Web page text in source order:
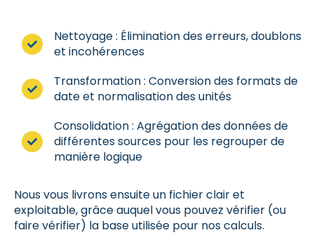
Nettoyage : Élimination des erreurs, doublons
et incohérences
Transformation : Conversion des formats de
date et normalisation des unités
Consolidation : Agrégation des données de
différentes sources pour les regrouper de
manière logique
Nous vous livrons ensuite un fichier clair et
exploitable, grâce auquel vous pouvez vérifier (ou
faire vérifier) la base utilisée pour nos calculs.